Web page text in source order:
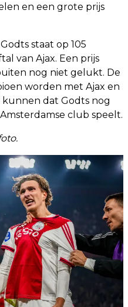
en een grote prijs
staat op 105
van Ajax. Een prijs
nog niet gelukt. De
worden met Ajax en
dat Godts nog
club speelt.